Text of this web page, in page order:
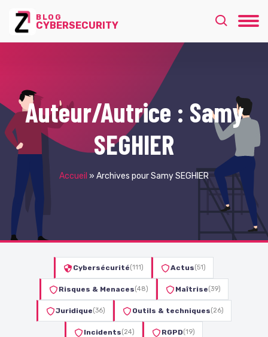
BLOG
CYBERSECURITY
Auteur/autrice : Samy
SEGHIER
Accueil » Archives pour Samy SEGHIER
Cybersécurité(111) Actus(51)
Risques & Menaces(48) Maîtrise(39)
Juridique(36) Outils & techniques(26)
Incidents(24) RGPD(19)